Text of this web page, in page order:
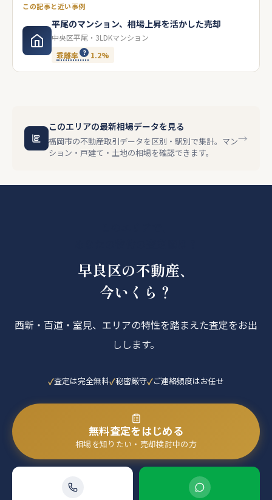
この記事と近い事例
平尾のマンション、相場上昇を活かした売却
中央区平尾・3LDKマンション
乖離率
1.2%
このエリアの最新相場データを見る
福岡市の不動産取引データを区別・駅別で集計。マン
ション・戸建て・土地の相場を確認できます。
→
早良区の不動産、
今いくら？
西新・百道・室見、エリアの特性を踏まえた査定をお出
しします。
査定は完全無料 秘密厳守 ご連絡頻度はお任せ
無料査定をはじめる
相場を知りたい・売却検討中の方